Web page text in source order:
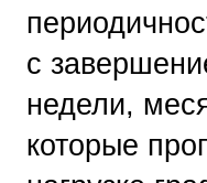
с
недели,
которые